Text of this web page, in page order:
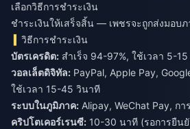
เลือกวิธีการชำระเงิน
ชำระเงินให้เสร็จสิ้น — เพชรจะถูกส่งมอบ
วิธีการชำระเงิน
บัตรเครดิต: สำเร็จ 94-97%, ใช้เวลา 5-
วอลเล็ตดิจิทัล: PayPal, Apple Pay,
ใช้เวลา 15-45 วินาที
ระบบในภูมิภาค: Alipay, WeChat Pay, ก
คริปโตเคอร์เรนซี: 10-30 นาที (รอการยืน